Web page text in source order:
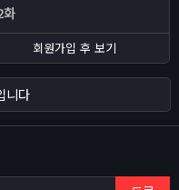
화
회원가입 후 보기
니다